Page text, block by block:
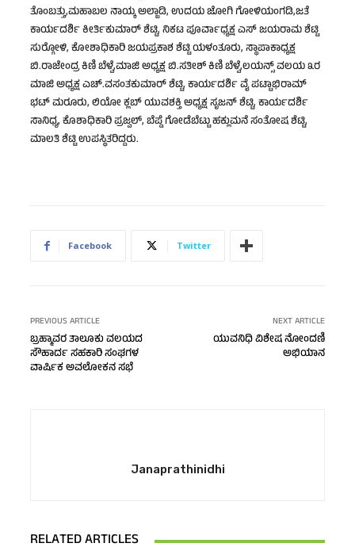
ತೊಂಬತ್ತು,ಮಹಾಬಲ ನಾಯ್ಕ ಅಲ್ಬಾಡಿ, ಉದಯ ಜೋಗಿ ಗೋಳಿಯಂಗಡಿ,ಜತೆ
ಕಾರ್ಯದರ್ಶಿ ಕೀರ್ತಿಕುಮಾರ್ ಶೆಟ್ಟಿ, ನಿಕಟ ಪೂರ್ವಾಧ್ಯಕ್ಷ ಎಸ್ ಜಯರಾಮ ಶೆಟ್ಟಿ
ಸುರ್‍ಗೋಳಿ, ಕೋಶಾಧಿಕಾರಿ ಜಯಪ್ರಕಾಶ ಶೆಟ್ಟಿ ಯಳಂತೂರು, ಸ್ಥಾಪಾಕಾಧ್ಯಕ್ಷ
ಬಿ.ರಾಜೇಂದ್ರ ಕಿಣಿ ಬೆಳ್ವೆ,ಮಾಜಿ ಅಧ್ಯಕ್ಷ ಬಿ.ಸತೀಶ್ ಕಿಣಿ ಬೆಳ್ವೆ,ಲಯನ್ಸ್ ವಲಯ ೩ರ
ಮಾಜಿ ಅಧ್ಯಕ್ಷ ಎಚ್.ವಸಂತಕುಮಾರ್ ಶೆಟ್ಟಿ, ಕಾರ್ಯದರ್ಶಿ ವೈ ಪಟ್ಟಾಭಿರಾಮ್
ಭಟ್ ಮರೂರು, ಲಿಯೋ ಕ್ಲಬ್ ಯುವಶಕ್ತಿ ಅಧ್ಯಕ್ಷ ಸೃಜನ್ ಶೆಟ್ಟಿ, ಕಾರ್ಯದರ್ಶಿ
ಸಾನಿಧ್ಯ, ಕೊಶಾಧಿಕಾರಿ ಪ್ರಜ್ವಲ್, ಬೆಪ್ಡೆ ಗೋಡೆಬೆಟ್ಟು ಹಕ್ಲುಮನೆ ಸಂತೋಷ ಶೆಟ್ಟಿ,
ಮಾಲತಿ ಶೆಟ್ಟಿ ಉಪಸ್ಥಿತರಿದ್ದರು.
Facebook Twitter
PREVIOUS ARTICLE
ಬ್ರಹ್ಮಾವರ ತಾಲೂಕು ವಲಯದ
ಸೌಹಾರ್ದ ಸಹಕಾರಿ ಸಂಘಗಳ
ವಾರ್ಷಿಕ ಅವಲೋಕನ ಸಭೆ
NEXT ARTICLE
ಯುವನಿಧಿ ವಿಶೇಷ ನೋಂದಣಿ
ಅಭಿಯಾನ
Janaprathinidhi
RELATED ARTICLES